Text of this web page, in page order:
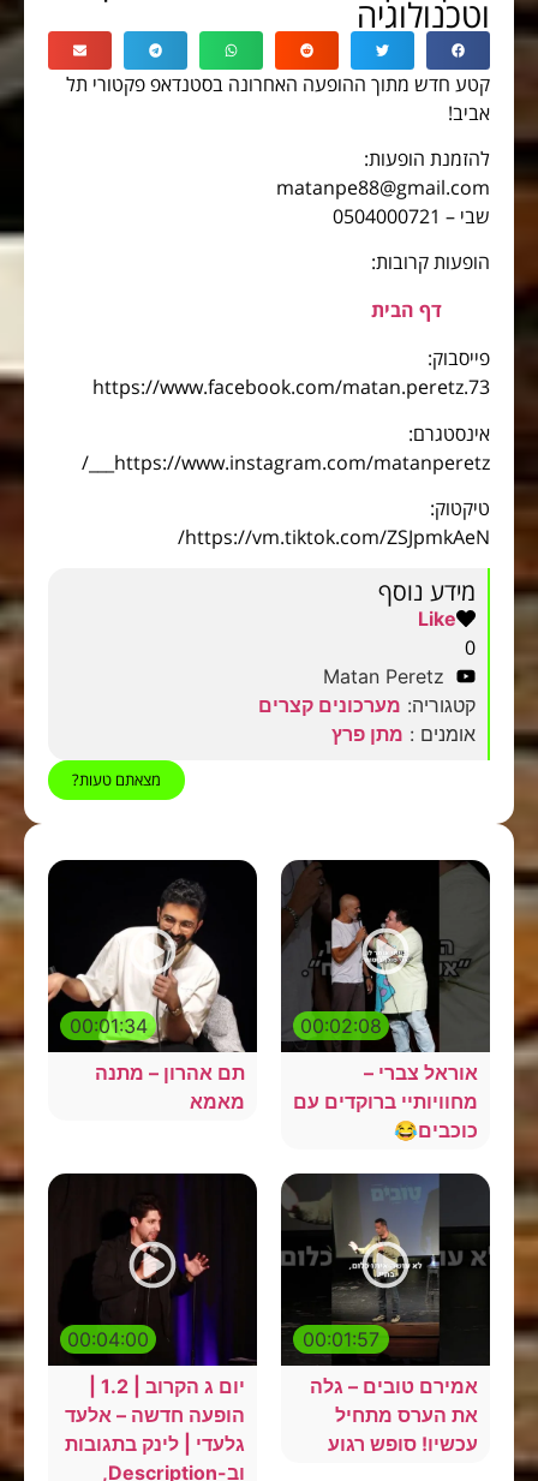
וטכנולוגיה
קטע חדש מתוך ההופעה האחרונה בסטנדאפ פקטורי תל
אביב!
להזמנת הופעות:
matanpe88@gmail.com
שבי – 0504000721
הופעות קרובות:
דף הבית
פייסבוק:
https://www.facebook.com/matan.peretz.73
אינסטגרם:
https://www.instagram.com/matanperetz___/
טיקטוק:
https://vm.tiktok.com/ZSJpmkAeN/
מידע נוסף
Like
0
Matan Peretz
קטגוריה: מערכונים קצרים
אומנים : מתן פרץ
מצאתם טעות?
00:02:08
אוראל צברי –
מחוויותיי ברוקדים עם
כוכבים😂
00:01:34
תם אהרון – מתנה
מאמא
00:01:57
אמירם טובים – גלה
את הערס מתחיל
עכשיו! סופש רגוע
00:04:00
הופעה חדשה – אלעד
גלעדי | לינק בתגובות
וב-Description,